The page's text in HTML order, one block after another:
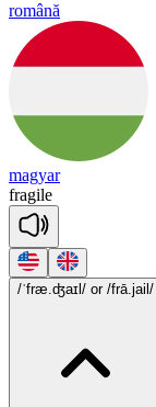
română
magyar
fragile
/ˈfræ.ʤaɪl/ or /frā.jail/